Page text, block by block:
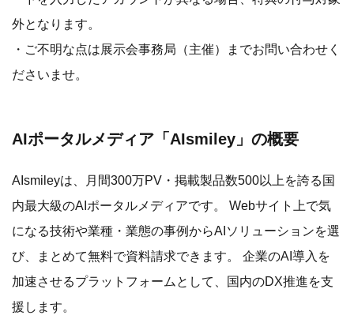
外となります。
・ご不明な点は展示会事務局（主催）までお問い合わせく
ださいませ。
AIポータルメディア「AIsmiley」の概要
AIsmileyは、月間300万PV・掲載製品数500以上を誇る国
内最大級のAIポータルメディアです。 Webサイト上で気
になる技術や業種・業態の事例からAIソリューションを選
び、まとめて無料で資料請求できます。 企業のAI導入を
加速させるプラットフォームとして、国内のDX推進を支
援します。